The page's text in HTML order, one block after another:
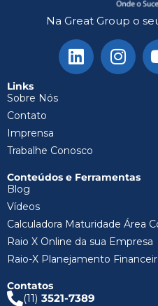
Na Great Group o
Links
Sobre Nós
Contato
Imprensa
Trabalhe Conosco
Conteúdos e Ferramentas
Blog
Vídeos
Calculadora Maturidade Área
Raio X Online da sua Empresa
Raio-X Planejamento
Contatos
(11) 3521-7389